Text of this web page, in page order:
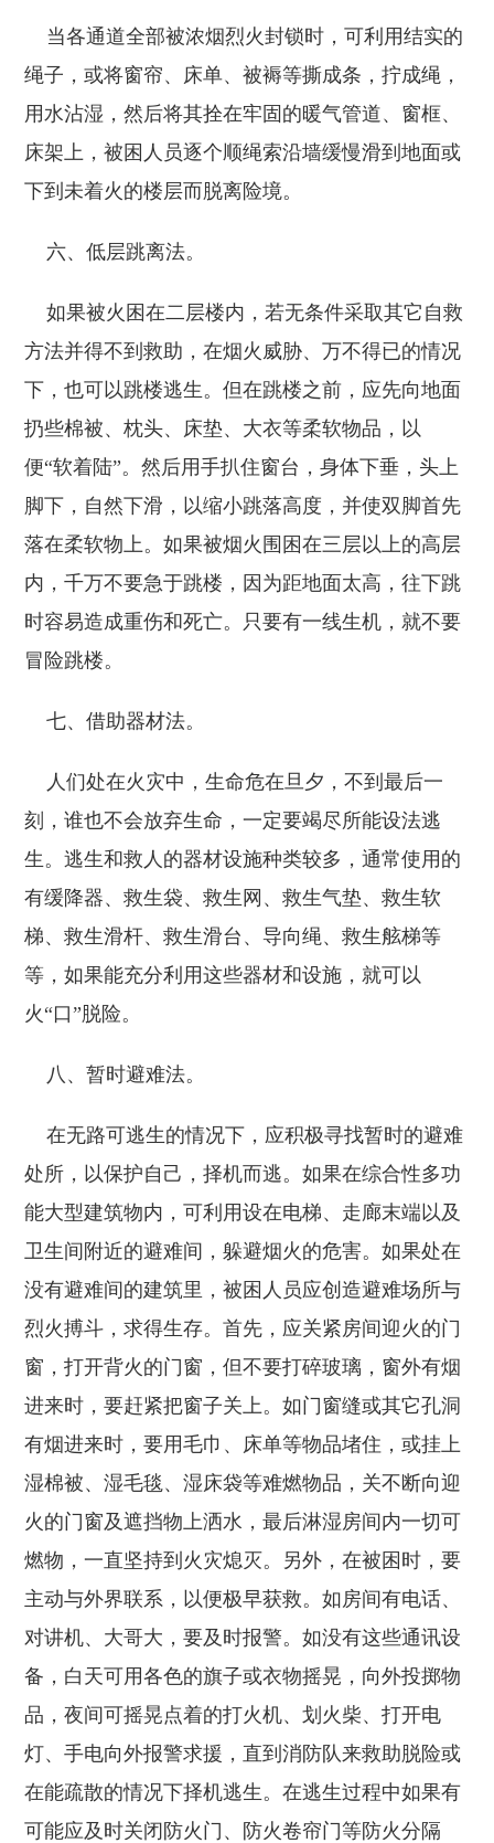
当各通道全部被浓烟烈火封锁时，可利用结实的
绳子，或将窗帘、床单、被褥等撕成条，拧成绳，
用水沾湿，然后将其拴在牢固的暖气管道、窗框、
床架上，被困人员逐个顺绳索沿墙缓慢滑到地面或
下到未着火的楼层而脱离险境。
六、低层跳离法。
如果被火困在二层楼内，若无条件采取其它自救
方法并得不到救助，在烟火威胁、万不得已的情况
下，也可以跳楼逃生。但在跳楼之前，应先向地面
扔些棉被、枕头、床垫、大衣等柔软物品，以
便“软着陆”。然后用手扒住窗台，身体下垂，头上
脚下，自然下滑，以缩小跳落高度，并使双脚首先
落在柔软物上。如果被烟火围困在三层以上的高层
内，千万不要急于跳楼，因为距地面太高，往下跳
时容易造成重伤和死亡。只要有一线生机，就不要
冒险跳楼。
七、借助器材法。
人们处在火灾中，生命危在旦夕，不到最后一
刻，谁也不会放弃生命，一定要竭尽所能设法逃
生。逃生和救人的器材设施种类较多，通常使用的
有缓降器、救生袋、救生网、救生气垫、救生软
梯、救生滑杆、救生滑台、导向绳、救生舷梯等
等，如果能充分利用这些器材和设施，就可以
火“口”脱险。
八、暂时避难法。
在无路可逃生的情况下，应积极寻找暂时的避难
处所，以保护自己，择机而逃。如果在综合性多功
能大型建筑物内，可利用设在电梯、走廊末端以及
卫生间附近的避难间，躲避烟火的危害。如果处在
没有避难间的建筑里，被困人员应创造避难场所与
烈火搏斗，求得生存。首先，应关紧房间迎火的门
窗，打开背火的门窗，但不要打碎玻璃，窗外有烟
进来时，要赶紧把窗子关上。如门窗缝或其它孔洞
有烟进来时，要用毛巾、床单等物品堵住，或挂上
湿棉被、湿毛毯、湿床袋等难燃物品，关不断向迎
火的门窗及遮挡物上洒水，最后淋湿房间内一切可
燃物，一直坚持到火灾熄灭。另外，在被困时，要
主动与外界联系，以便极早获救。如房间有电话、
对讲机、大哥大，要及时报警。如没有这些通讯设
备，白天可用各色的旗子或衣物摇晃，向外投掷物
品，夜间可摇晃点着的打火机、划火柴、打开电
灯、手电向外报警求援，直到消防队来救助脱险或
在能疏散的情况下择机逃生。在逃生过程中如果有
可能应及时关闭防火门、防火卷帘门等防火分隔